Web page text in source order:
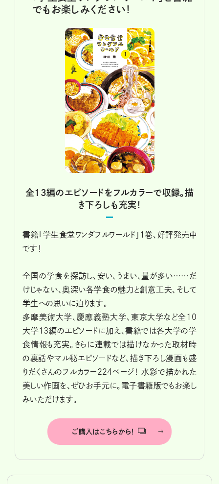
でもお楽しみください！
全13編のエピソードをフルカラーで収録。描
き下ろしも充実！
書籍「学生食堂ワンダフルワールド」1巻、好評発売中
です！
全国の学食を探訪し、安い、うまい、量が多い……だ
けじゃない、奥深い各学食の魅力と創意工夫、そして
学生への思いに迫ります。
多摩美術大学、慶應義塾大学、東京大学など全10
大学13編のエピソードに加え、書籍では各大学の学
食情報も充実。さらに連載では描けなかった取材時
の裏話やマル秘エピソードなど、描き下ろし漫画も盛
りだくさんのフルカラー224ページ！ 水彩で描かれた
美しい作画を、ぜひお手元に。電子書籍版でもお楽し
みいただけます。
ご購入はこちらから！